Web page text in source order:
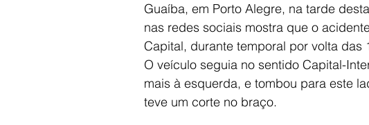
Guaíba, em Porto Alegre, na tarde
nas redes sociais mostra que o
Capital, durante temporal por volta das
O veículo seguia no sentido Capital-
mais à esquerda, e tombou para este
teve um corte no braço.